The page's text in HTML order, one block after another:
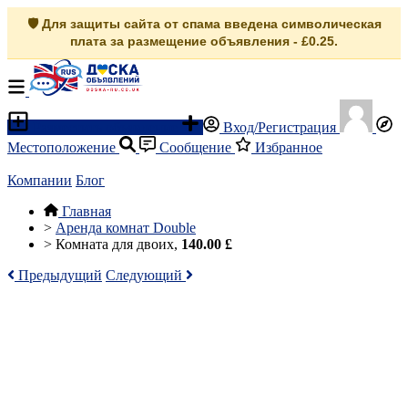
🛡️ Для защиты сайта от спама введена символическая
плата за размещение объявления - £0.25.
Вход/Регистрация
Местоположение
Сообщение Избранное
Компании Блог
Главная
> Аренда комнат Double
> Комната для двоих, 140.00 £
Предыдущий Следующий